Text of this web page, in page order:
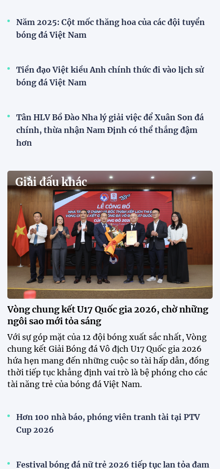
Đội tuyển trẻ
VCK U21 Quốc gia – Cúp FPT Play 2026: Hứa
Quy tụ 12 đội bóng trẻ hàng đầu cả nước, VCK U21
Quốc gia – Cúp FPT Play 2026 hứa hẹn tạo nên cuộc
đua sôi động, đồng thời là bệ phóng cho những
gương mặt triển vọng của bóng đá Việt Nam.
Khai mạc chương trình tuyển sinh, phát hiện tài
năng bóng đá nữ
ĐKVĐ Cúp Quốc gia chiêu mộ sao trẻ của ĐT Việt
Nam
Đình Bắc cùng dàn sao CAHN "thắng lớn" tại
V.League Awards 2026
Loạt cầu thủ U19 Việt Nam thi tốt nghiệp THPT